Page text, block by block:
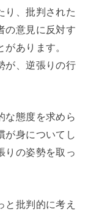
り、批判された
の意見に反対す
あります。
が、逆張りの行
な態度を求めら
が身についてし
りの姿勢を取っ
と批判的に考え